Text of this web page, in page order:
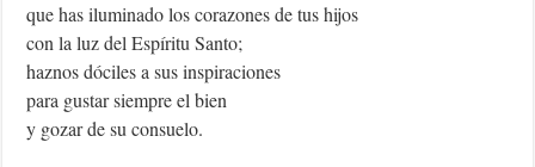
que has iluminado los corazones de tus hijos
con la luz del Espíritu Santo;
haznos dóciles a sus inspiraciones
para gustar siempre el bien
y gozar de su consuelo.